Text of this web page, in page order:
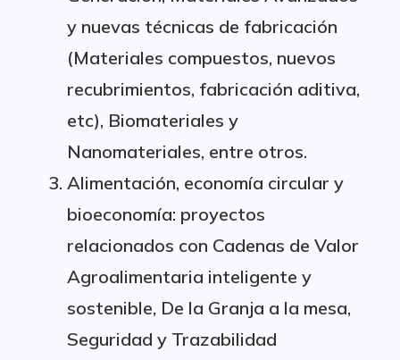
y nuevas técnicas de fabricación
(Materiales compuestos, nuevos
recubrimientos, fabricación aditiva,
etc), Biomateriales y
Nanomateriales, entre otros.
Alimentación, economía circular y
bioeconomía: proyectos
relacionados con Cadenas de Valor
Agroalimentaria inteligente y
sostenible, De la Granja a la mesa,
Seguridad y Trazabilidad